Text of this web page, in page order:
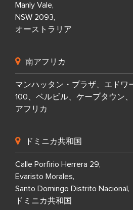
Manly Vale,
NSW 2093,
オーストラリア
南アフリカ
マンハッタン・プラザ、エドワ
100、ベルビル、ケープタウン
アフリカ
ドミニカ共和国
Calle Porfirio Herrera 29,
Evaristo Morales,
Santo Domingo Distrito Nacional,
ドミニカ共和国